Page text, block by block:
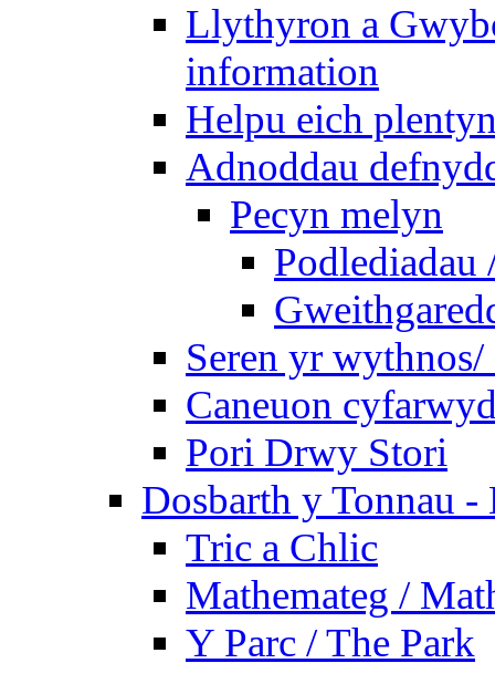
Llythyron a
information
Helpu eich
Adnoddau
Pecyn melyn
Podlediadau
Seren yr
Caneuon
Pori Drwy Stori
Dosbarth y Tonnau -
Tric a Chlic
Mathemateg /
Y Parc / The Park